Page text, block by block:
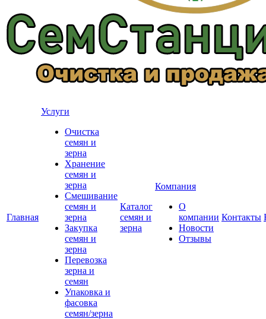
Главная
Услуги
Очистка
семян и
зерна
Хранение
семян и
зерна
Смешивание
семян и
зерна
Закупка
семян и
зерна
Перевозка
зерна и
семян
Упаковка и
фасовка
семян/зерна
Каталог
семян и
зерна
Компания
О
компании
Новости
Отзывы
Контакты